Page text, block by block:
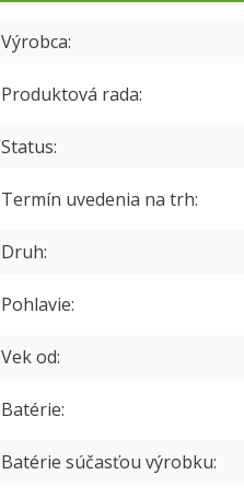
Výrobca
Produktová rada
Status
Termín uvedenia na trh
Druh
Pohlavie
Vek od
Batérie
Batérie súčasťou výrobku